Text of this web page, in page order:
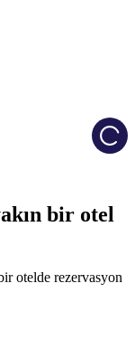
bir otel
otelde rezervasyon